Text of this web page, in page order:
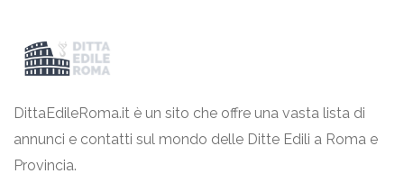
DittaEdileRoma.it è un sito che offre una vasta lista di
annunci e contatti sul mondo delle Ditte Edili a Roma e
Provincia.